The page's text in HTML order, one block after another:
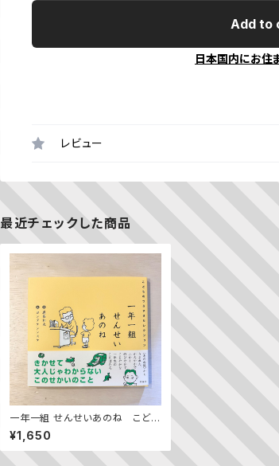
Add to
日本国内にお住
レビュー
最近チェックした商品
一年一組 せんせいあのね こども
のつぶやきセレクション
¥1,650